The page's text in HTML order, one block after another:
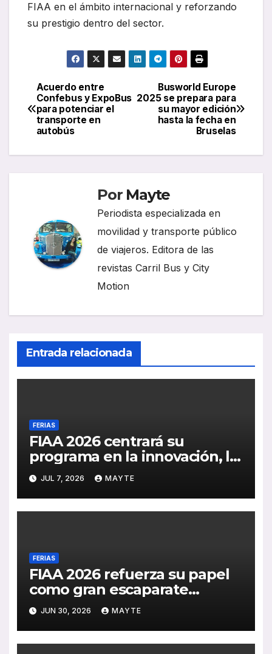
FIAA en el ámbito internacional y reforzando
su prestigio dentro del sector.
Navegación
de
Busworld Europe
2025 se prepara para
su mayor edición
hasta la fecha en
Bruselas
Acuerdo entre
Confebus y ExpoBus
para potenciar el
transporte en
autobús
Por Mayte
Periodista especializada en
movilidad y transporte público
de viajeros. Editora de las
revistas Carril Bus y City
Motion
Entrada relacionada
FERIAS
FIAA 2026 centrará su
programa en la innovación, la
sostenibilidad y la
digitalización del transporte
de viajeros
JUL 7, 2026 MAYTE
FERIAS
FIAA 2026 refuerza su papel
como gran escaparate
internacional del autobús y el
autocar
JUN 30, 2026 MAYTE